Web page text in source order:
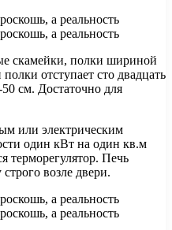
скамейки, полки шириной
отступает сто двадцать
см. Достаточно для
или электрическим
один кВт на один кв.м
терморегулятор. Печь
возле двери.